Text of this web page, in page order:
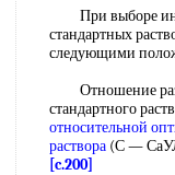
При выборе
стандартных
следующими
Отношение
стандартного
относительной
раствора (С —
[c.200]